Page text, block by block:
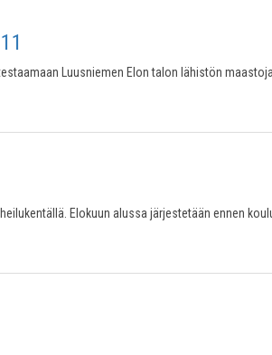
Luusniemen Elon talon lähistön
Elokuun alussa järjestetään ennen